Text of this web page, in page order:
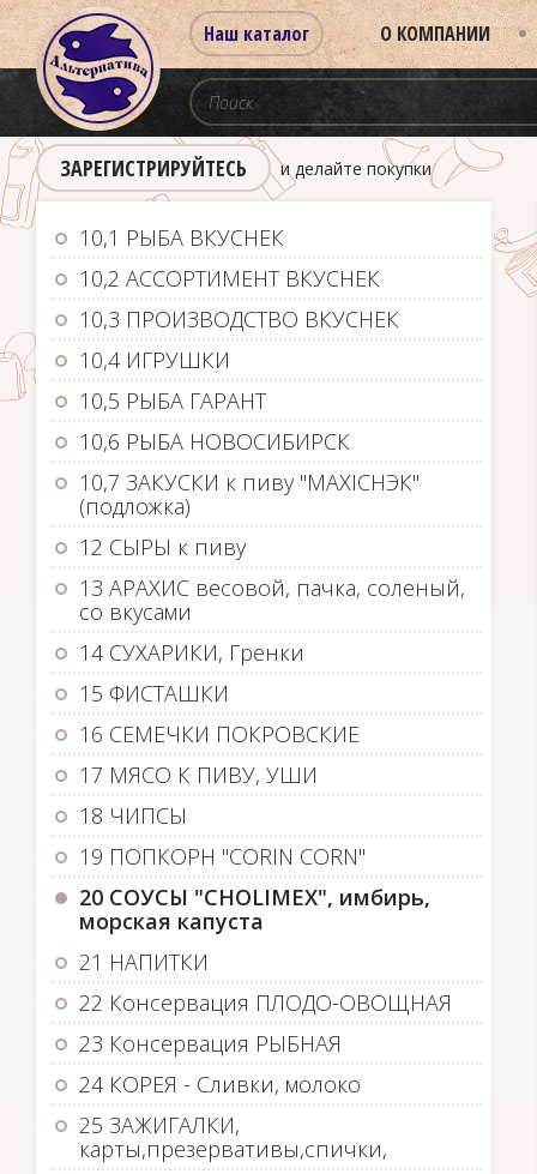
Наш каталог О КОМПАНИИ
ЗАРЕГИСТРИРУЙТЕСЬ и делайте покупки
10,1 РЫБА ВКУСНЕК
10,2 АССОРТИМЕНТ ВКУСНЕК
10,3 ПРОИЗВОДСТВО ВКУСНЕК
10,4 ИГРУШКИ
10,5 РЫБА ГАРАНТ
10,6 РЫБА НОВОСИБИРСК
10,7 ЗАКУСКИ к пиву "MAXIСНЭК"
(подложка)
12 СЫРЫ к пиву
13 АРАХИС весовой, пачка, соленый,
со вкусами
14 СУХАРИКИ, Гренки
15 ФИСТАШКИ
16 СЕМЕЧКИ ПОКРОВСКИЕ
17 МЯСО К ПИВУ, УШИ
18 ЧИПСЫ
19 ПОПКОРН "CORIN CORN"
20 СОУСЫ "CHOLIMEX", имбирь,
морская капуста
21 НАПИТКИ
22 Консервация ПЛОДО-ОВОЩНАЯ
23 Консервация РЫБНАЯ
24 КОРЕЯ - Сливки, молоко
25 ЗАЖИГАЛКИ,
карты,презервативы,спички,